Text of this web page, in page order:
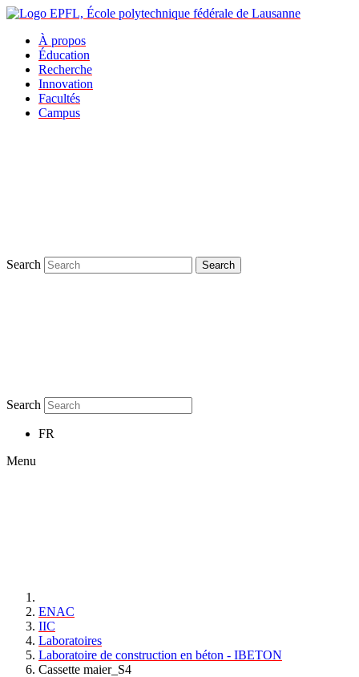
À propos
Éducation
Recherche
Innovation
Facultés
Campus
Search Search
Search
FR
Menu
ENAC
IIC
Laboratoires
Laboratoire de construction en béton - IBETON
Cassette maier_S4